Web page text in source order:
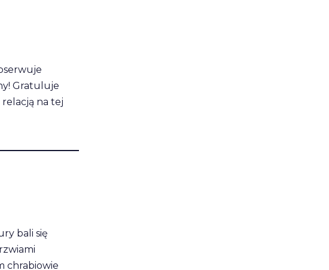
Gratuluje
na tej
bali się
chrabiowie